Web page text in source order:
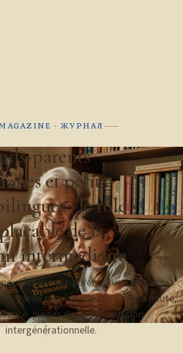
В
· ЖУРНАЛ
parents
et petits-
: le rôle
de la
intermédiaire
les grands-parents russophones :
garde régulière, lecture à voix haute,
pièges de la transmission
intergénérationnelle.